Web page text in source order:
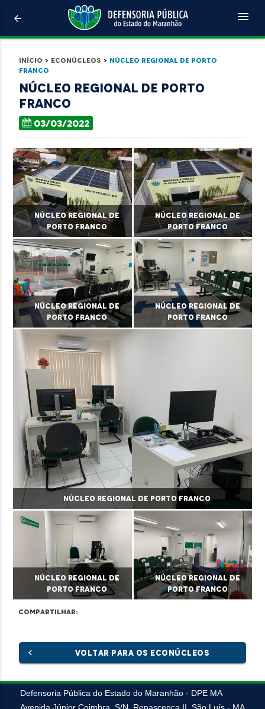
arrow_back menu
Início > Econúcleos > Núcleo Regional de Porto
Franco
Núcleo Regional de Porto
Franco
03/03/2022
Núcleo Regional de
Porto Franco
Núcleo Regional de
Porto Franco
Núcleo Regional de
Porto Franco
Núcleo Regional de
Porto Franco
Núcleo Regional de Porto Franco
Núcleo Regional de
Porto Franco
Núcleo Regional de
Porto Franco
Compartilhar:
chevron_left VOLTAR PARA OS ECONÚCLEOS
Defensoria Pública do Estado do Maranhão - DPE MA